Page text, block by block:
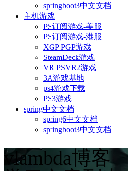
springboot3中文文档
主机游戏
PS订阅游戏-美服
PS订阅游戏-港服
XGP PGP游戏
SteamDeck游戏
VR PSVR2游戏
3A游戏基地
ps4游戏下载
PS3游戏
spring中文文档
spring6中文文档
springboot3中文文档
vlambda博客